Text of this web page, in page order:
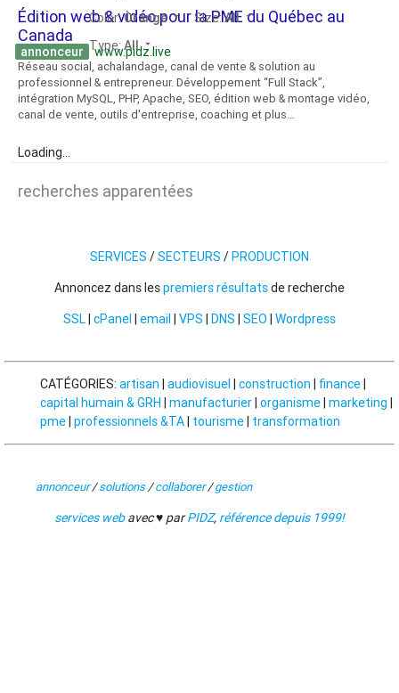
Color:Orange arrow_drop_down Size:All arrow_drop_down
Type:All arrow_drop_down
Édition web & vidéo pour la PME du Québec au
Canada
annonceur www.pidz.live
Réseau social, achalandage, canal de vente & solution au
professionnel & entrepreneur. Développement “Full Stack”,
intégration MySQL, PHP, Apache, SEO, édition web & montage vidéo,
canal de vente, outils d'entreprise, coaching et plus…
Loading...
recherches apparentées
SERVICES /SECTEURS /PRODUCTION
Annoncez dans lespremiers résultatsde recherche
SSL| cPanel | email | VPS | DNS | SEO | Wordpress
CATÉGORIES: artisan | audiovisuel | construction | finance|
capital humain & GRH | manufacturier| organisme| marketing |
pme| professionnels &TA| tourisme| transformation
annonceur/solutions/collaborer/gestion
services webavec ♥ parPIDZ, référence depuis 1999!